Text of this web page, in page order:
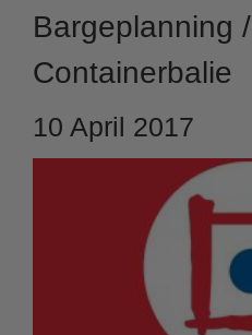
Bargeplanning /
Containerbalie
10 April 2017